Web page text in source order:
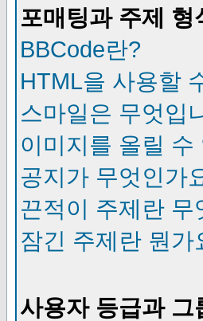
포매팅과 주제 형
BBCode란?
HTML을 사용할
스마일은 무엇입
이미지를 올릴 수
공지가 무엇인가
끈적이 주제란 무
잠긴 주제란 뭔가
사용자 등급과 그